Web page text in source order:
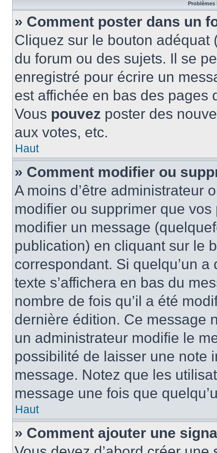
Problèmes
» Comment poster dans un
Cliquez sur le bouton
du forum ou des sujets. Il se
enregistré pour écrire un
est affichée en bas des pages
Vous pouvez poster des
aux votes, etc.
Haut
» Comment modifier ou
A moins d’être administrateur
modifier ou supprimer que
modifier un message
publication) en cliquant sur le
correspondant. Si quelqu’un
texte s’affichera en bas du
nombre de fois qu’il a été
dernière édition. Ce message
un administrateur modifie le
possibilité de laisser une note
message. Notez que les
message une fois que
Haut
» Comment ajouter une